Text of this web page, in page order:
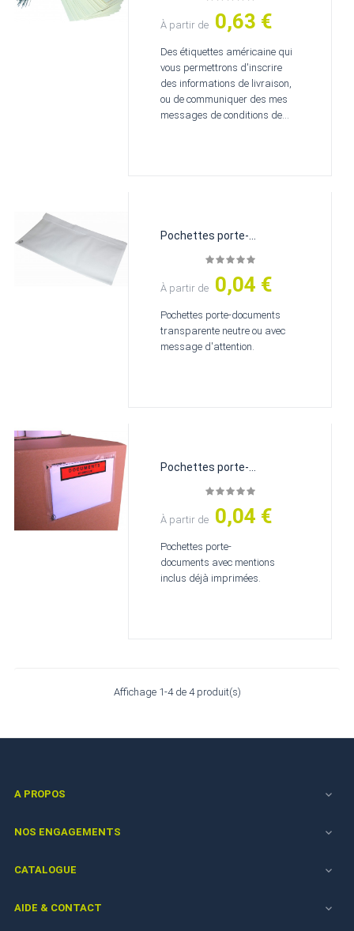
À partir de Prix
0,63 €
Des étiquettes américaine qui
vous permettrons d'inscrire
des informations de livraison,
ou de communiquer des mes
messages de conditions de...
Pochettes porte-
À partir de Prix
0,04 €
Pochettes porte-documents
transparente neutre ou avec
message d'attention.
Pochettes porte-
À partir de Prix
0,04 €
Pochettes porte-
documents avec mentions
inclus déjà imprimées.
Affichage 1-4 de 4 produit(s)
A PROPOS 
NOS ENGAGEMENTS 
CATALOGUE 
AIDE & CONTACT 